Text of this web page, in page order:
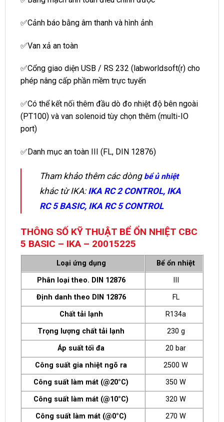
✅Cảnh báo bằng âm thanh và hình ảnh
✅Van xả an toàn
✅Cổng giao diện USB / RS 232 (labworldsoft(r) cho
phép nâng cấp phần mềm trực tuyến
✅Có thể kết nối thêm đầu dò đo nhiệt độ bên ngoài
(PT100) và van solenoid tùy chọn thêm (multi-IO
port)
✅Danh mục an toàn III (FL, DIN 12876)
Tham khảo thêm các dòng bể ủ nhiệt
khác từ IKA: IKA RC 2 CONTROL, IKA
RC 5 BASIC, IKA RC 5 CONTROL
THÔNG SỐ KỸ THUẬT BỂ ỔN NHIỆT CBC
5 BASIC – IKA – 20015225
Loại ứng dụng
Bể ổn nhiệt
Phân loại theo. DIN 12876
Định danh theo DIN 12876
FL
Chất tải lạnh
R134a
Trọng lượng chất tải lạnh
230 g
Áp suất tối đa
20 bar
Công suất gia nhiệt ngõ ra
2500 W
Công suất làm mát (@20°C)
350 W
Công suất làm mát (@10°C)
320 W
Công suất làm mát (@0°C)
270 W